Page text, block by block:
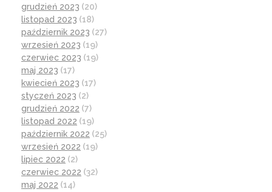
grudzień 2023 (20)
listopad 2023 (18)
październik 2023 (27)
wrzesień 2023 (19)
czerwiec 2023 (19)
maj 2023 (17)
kwiecień 2023 (17)
styczeń 2023 (2)
grudzień 2022 (7)
listopad 2022 (19)
październik 2022 (25)
wrzesień 2022 (19)
lipiec 2022 (2)
czerwiec 2022 (32)
maj 2022 (14)